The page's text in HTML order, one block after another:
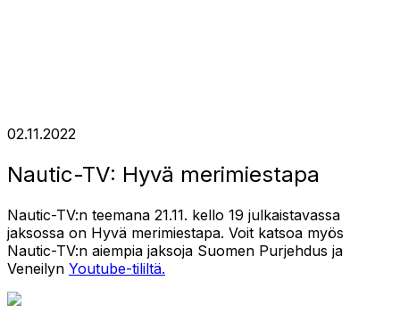
02.11.2022
Nautic-TV: Hyvä merimiestapa
Nautic-TV:n teemana 21.11. kello 19 julkaistavassa
jaksossa on Hyvä merimiestapa. Voit katsoa myös
Nautic-TV:n aiempia jaksoja Suomen Purjehdus ja
Veneilyn Youtube-tililtä.